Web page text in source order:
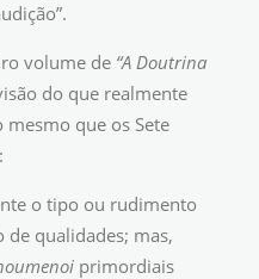
volume de “A Doutrina
do que realmente
mesmo que os Sete
o tipo ou rudimento
qualidades; mas,
primordiais